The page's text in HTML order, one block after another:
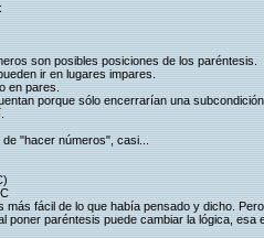
son posibles posiciones de los paréntesis.
ir en lugares impares.
en pares.
porque sólo encerrarían una
"hacer números", casi...
más fácil de lo que había pensado y dicho.
poner paréntesis puede cambiar la lógica, esa